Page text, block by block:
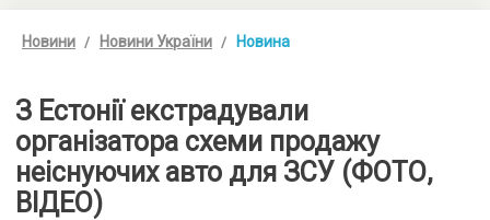
Новини Новини України Новина
З Естонії екстрадували
організатора схеми продажу
неіснуючих авто для ЗСУ (ФОТО,
ВІДЕО)